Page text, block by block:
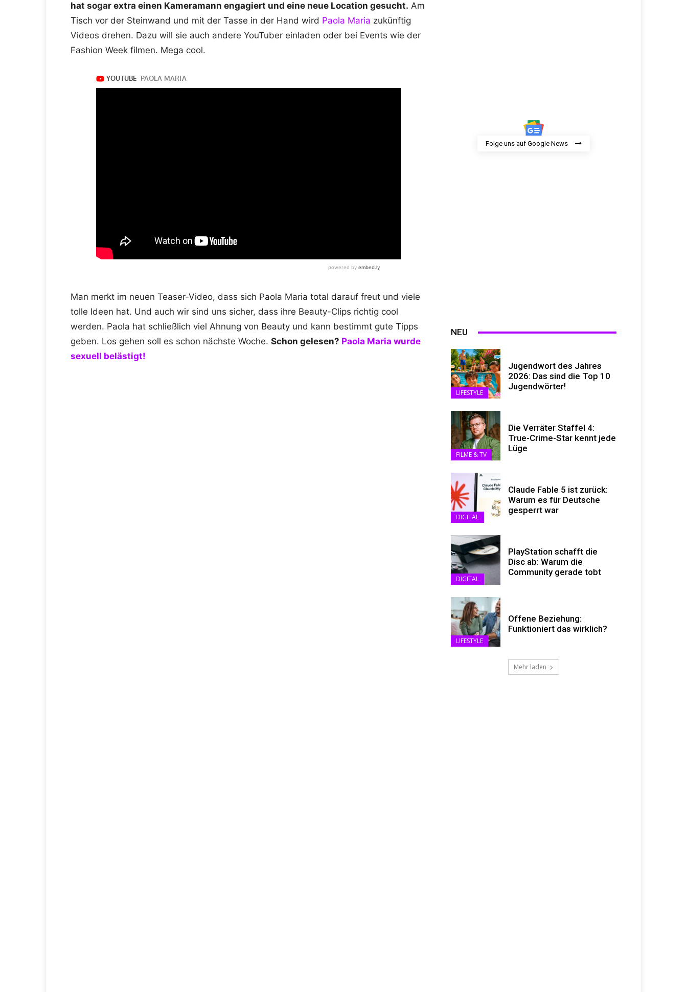
hat sogar extra einen Kameramann engagiert und eine neue Location gesucht. Am
Tisch vor der Steinwand und mit der Tasse in der Hand wird Paola Maria zukünftig
Videos drehen. Dazu will sie auch andere YouTuber einladen oder bei Events wie der
Fashion Week filmen. Mega cool.
Man merkt im neuen Teaser-Video, dass sich Paola Maria total darauf freut und viele
tolle Ideen hat. Und auch wir sind uns sicher, dass ihre Beauty-Clips richtig cool
werden. Paola hat schließlich viel Ahnung von Beauty und kann bestimmt gute Tipps
geben. Los gehen soll es schon nächste Woche. Schon gelesen? Paola Maria wurde
sexuell belästigt!
Folge uns auf Google News
NEU
LIFESTYLE
Jugendwort des Jahres
2026: Das sind die Top 10
Jugendwörter!
FILME & TV
Die Verräter Staffel 4:
True-Crime-Star kennt jede
Lüge
DIGITAL
Claude Fable 5 ist zurück:
Warum es für Deutsche
gesperrt war
DIGITAL
PlayStation schafft die
Disc ab: Warum die
Community gerade tobt
LIFESTYLE
Offene Beziehung:
Funktioniert das wirklich?
Mehr laden